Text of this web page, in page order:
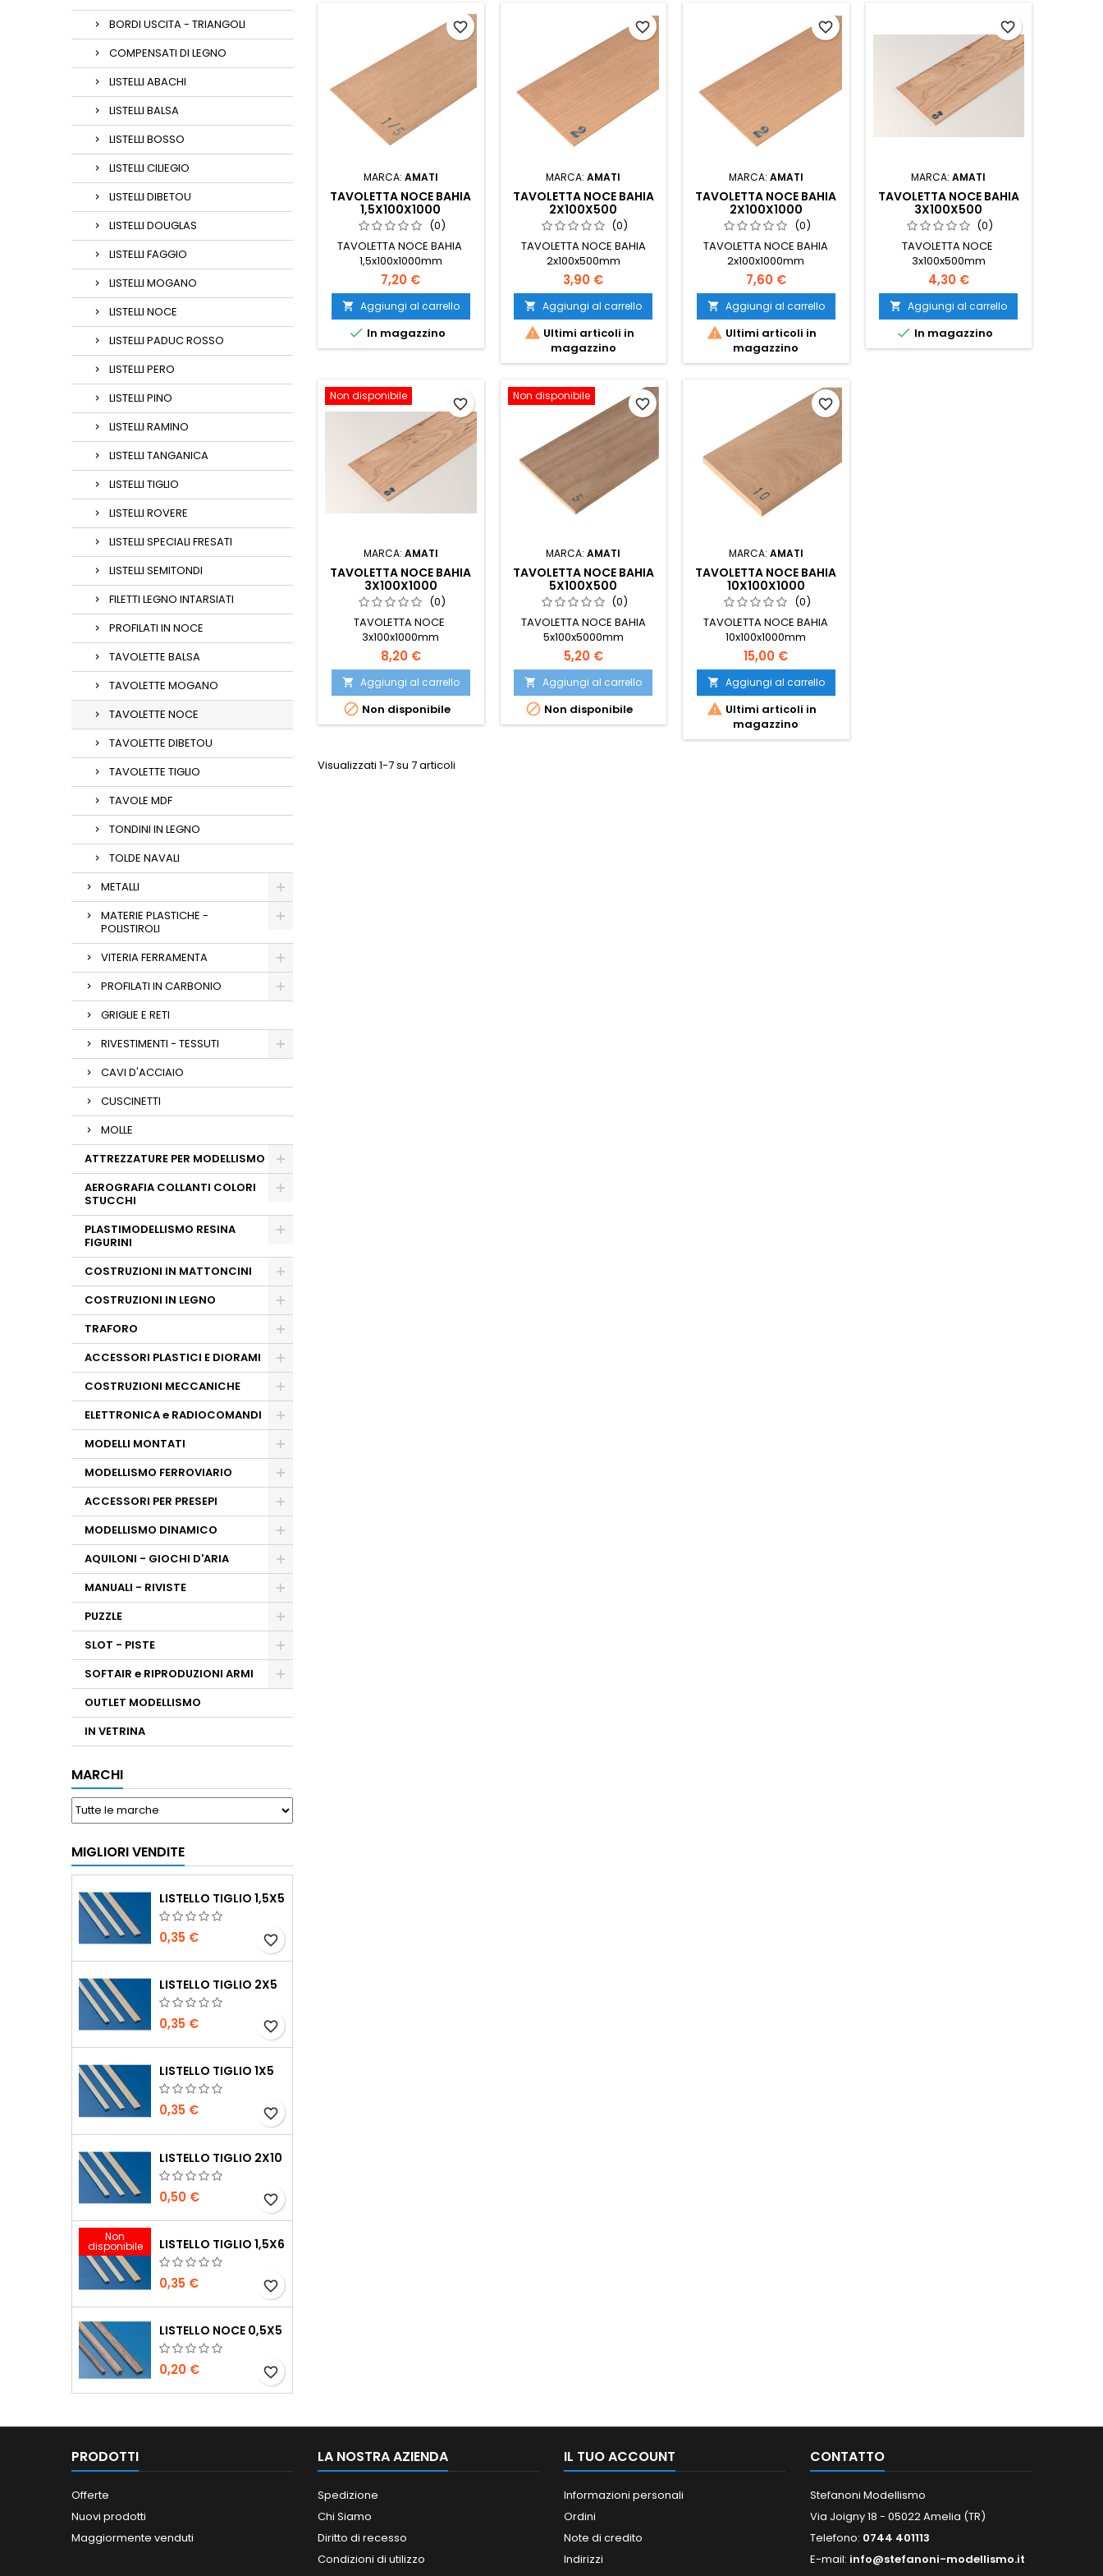
BORDI USCITA - TRIANGOLI
COMPENSATI DI LEGNO
LISTELLI ABACHI
LISTELLI BALSA
LISTELLI BOSSO
LISTELLI CILIEGIO
LISTELLI DIBETOU
LISTELLI DOUGLAS
LISTELLI FAGGIO
LISTELLI MOGANO
LISTELLI NOCE
LISTELLI PADUC ROSSO
LISTELLI PERO
LISTELLI PINO
LISTELLI RAMINO
LISTELLI TANGANICA
LISTELLI TIGLIO
LISTELLI ROVERE
LISTELLI SPECIALI FRESATI
LISTELLI SEMITONDI
FILETTI LEGNO INTARSIATI
PROFILATI IN NOCE
TAVOLETTE BALSA
TAVOLETTE MOGANO
TAVOLETTE NOCE
TAVOLETTE DIBETOU
TAVOLETTE TIGLIO
TAVOLE MDF
TONDINI IN LEGNO
TOLDE NAVALI
METALLI
MATERIE PLASTICHE -
POLISTIROLI
VITERIA FERRAMENTA
PROFILATI IN CARBONIO
GRIGLIE E RETI
RIVESTIMENTI - TESSUTI
CAVI D'ACCIAIO
CUSCINETTI
MOLLE
ATTREZZATURE PER MODELLISMO
AEROGRAFIA COLLANTI COLORI
STUCCHI
PLASTIMODELLISMO RESINA
FIGURINI
COSTRUZIONI IN MATTONCINI
COSTRUZIONI IN LEGNO
TRAFORO
ACCESSORI PLASTICI E DIORAMI
COSTRUZIONI MECCANICHE
ELETTRONICA e RADIOCOMANDI
MODELLI MONTATI
MODELLISMO FERROVIARIO
ACCESSORI PER PRESEPI
MODELLISMO DINAMICO
AQUILONI - GIOCHI D'ARIA
MANUALI - RIVISTE
PUZZLE
SLOT - PISTE
SOFTAIR e RIPRODUZIONI ARMI
OUTLET MODELLISMO
IN VETRINA
MARCHI
MIGLIORI VENDITE
LISTELLO TIGLIO 1,5X5
0,35 € favorite_border
LISTELLO TIGLIO 2X5
0,35 € favorite_border
LISTELLO TIGLIO 1X5
0,35 € favorite_border
LISTELLO TIGLIO 2X10
0,50 € favorite_border
Non
disponibile LISTELLO TIGLIO 1,5X6
0,35 € favorite_border
LISTELLO NOCE 0,5X5
0,20 € favorite_border
MARCA: AMATI
TAVOLETTA NOCE BAHIA
1,5X100X1000
(0)
TAVOLETTA NOCE BAHIA
1,5x100x1000mm
7,20 €
 Aggiungi al carrello
 In magazzino
favorite_border
MARCA:AMATI
TAVOLETTA NOCE BAHIA
2X100X500
(0)
TAVOLETTA NOCE BAHIA
2x100x500mm
3,90 €
 Aggiungi al carrello
 Ultimi articoli in
magazzino
favorite_border
MARCA: AMATI
TAVOLETTA NOCE BAHIA
2X100X1000
(0)
TAVOLETTA NOCE BAHIA
2x100x1000mm
7,60 €
 Aggiungi al carrello
 Ultimi articoli in
magazzino
favorite_border
MARCA:AMATI
TAVOLETTA NOCE BAHIA
3X100X500
(0)
TAVOLETTA NOCE
3x100x500mm
4,30 €
 Aggiungi al carrello
 In magazzino
favorite_border
Non disponibile
MARCA: AMATI
TAVOLETTA NOCE BAHIA
3X100X1000
(0)
TAVOLETTA NOCE
3x100x1000mm
8,20 €
 Aggiungi al carrello
 Non disponibile
favorite_border
Non disponibile
MARCA:AMATI
TAVOLETTA NOCE BAHIA
5X100X500
(0)
TAVOLETTA NOCE BAHIA
5x100x5000mm
5,20 €
 Aggiungi al carrello
 Non disponibile
favorite_border
MARCA: AMATI
TAVOLETTA NOCE BAHIA
10X100X1000
(0)
TAVOLETTA NOCE BAHIA
10x100x1000mm
15,00 €
 Aggiungi al carrello
 Ultimi articoli in
magazzino
favorite_border
Visualizzati 1-7 su 7 articoli
PRODOTTI
Offerte
Nuovi prodotti
Maggiormente venduti
LA NOSTRA AZIENDA
Spedizione
Chi Siamo
Diritto di recesso
Condizioni di utilizzo
IL TUO ACCOUNT
Informazioni personali
Ordini
Note di credito
Indirizzi
CONTATTO
Stefanoni Modellismo
Via Joigny 18 - 05022 Amelia (TR)
Telefono: 0744 401113
E-mail: info@stefanoni-modellismo.it